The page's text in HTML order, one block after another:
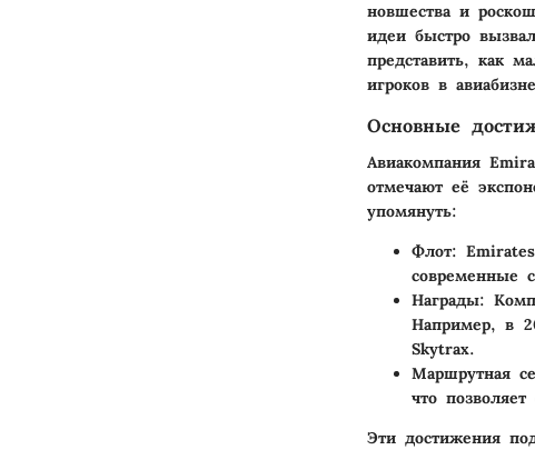
новшества и
идеи быстро
представить, как
игроков в
Основные
Авиакомпания
отмечают её
упомянуть:
Флот:
современные
Награды:
Например, в
Skytrax.
Маршрутная
что
Эти достижения